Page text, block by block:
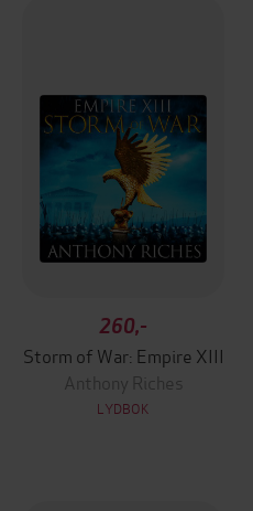
260,-
Storm of War: Empire XIII
Anthony Riches
LYDBOK